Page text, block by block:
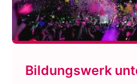
Bildungswerk